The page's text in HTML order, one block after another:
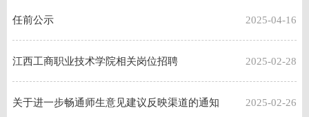
任前公示 2025-04-16
江西工商职业技术学院相关岗位招聘 2025-02-28
关于进一步畅通师生意见建议反映渠道的通知 2025-02-26